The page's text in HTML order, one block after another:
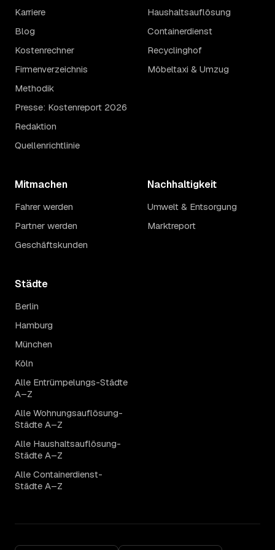
Karriere
Blog
Kostenrechner
Firmenverzeichnis
Methodik
Presse: Kostenreport 2026
Redaktion
Quellenrichtlinie
Haushaltsauflösung
Containerdienst
Recyclinghof
Möbeltaxi & Umzug
Mitmachen
Fahrer werden
Partner werden
Geschäftskunden
Nachhaltigkeit
Umwelt & Entsorgung
Marktreport
Städte
Berlin
Hamburg
München
Köln
Alle Entrümpelungs-Städte
A–Z
Alle Wohnungsauflösung-
Städte A–Z
Alle Haushaltsauflösung-
Städte A–Z
Alle Containerdienst-
Städte A–Z